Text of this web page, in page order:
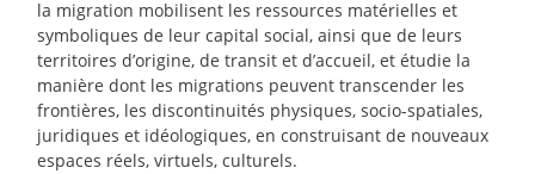
la migration mobilisent les ressources matérielles et
symboliques de leur capital social, ainsi que de leurs
territoires d’origine, de transit et d’accueil, et étudie la
manière dont les migrations peuvent transcender les
frontières, les discontinuités physiques, socio-spatiales,
juridiques et idéologiques, en construisant de nouveaux
espaces réels, virtuels, culturels.